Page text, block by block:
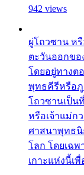
942 views
ผู่โถวซาน หรื
ตะวันออกขอ
โดยอยู่ทางต
พุทธคีรีหรือภู
โถวซานเป็น
หรือเจ้าแม่ก
ศาสนาพุทธนิ
โลก โดยเฉ
เกาะแห่งนี้เ